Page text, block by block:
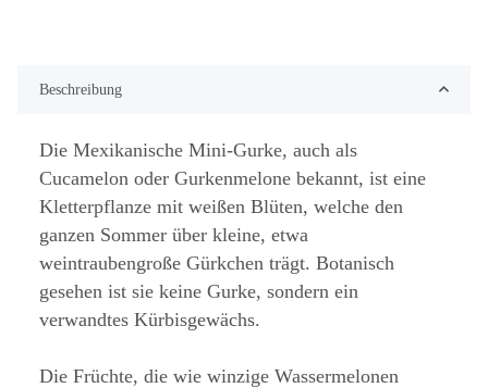
Beschreibung
Die Mexikanische Mini-Gurke, auch als
Cucamelon oder Gurkenmelone bekannt, ist eine
Kletterpflanze mit weißen Blüten, welche den
ganzen Sommer über kleine, etwa
weintraubengroße Gürkchen trägt. Botanisch
gesehen ist sie keine Gurke, sondern ein
verwandtes Kürbisgewächs.
Die Früchte, die wie winzige Wassermelonen